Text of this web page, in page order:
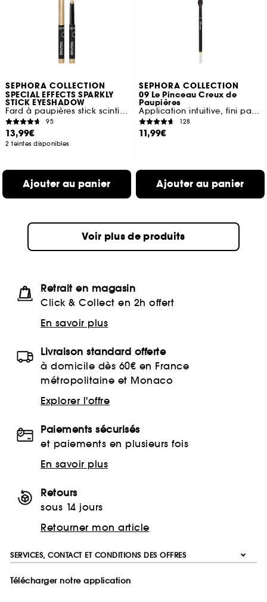
SEPHORA COLLECTION
SPECIAL EFFECTS SPARKLY
STICK EYESHADOW
Fard à paupières stick scintillant
95
13,99€
2 teintes disponibles
Ajouter au panier
SEPHORA COLLECTION
09 Le Pinceau Creux de
Paupières
Application intuitive, fini parfait
128
11,99€
Ajouter au panier
Voir plus de produits
Retrait en magasin
Click & Collect en 2h offert
En savoir plus
Livraison standard offerte
à domicile dès 60€ en France
métropolitaine et Monaco
Explorer l'offre
Paiements sécurisés
et paiements en plusieurs fois
En savoir plus
Retours
sous 14 jours
Retourner mon article
SERVICES, CONTACT ET CONDITIONS DES OFFRES
Télécharger notre application